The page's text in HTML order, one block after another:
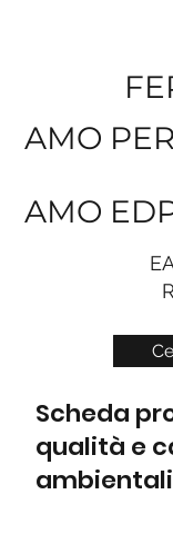
AMO
AMO
Scheda
qualità e
ambientali